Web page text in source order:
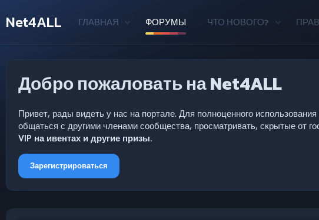
Net4ALL ГЛАВНАЯ ФОРУМЫ ЧТО НОВОГО?
Добро пожаловать на Net4ALL
Привет, рады видеть у нас на портале. Для полноценного
общаться с другими членами сообщества, просматривать, скрытые от
VIP на ивентах и другие призы.
Зарегистрироваться